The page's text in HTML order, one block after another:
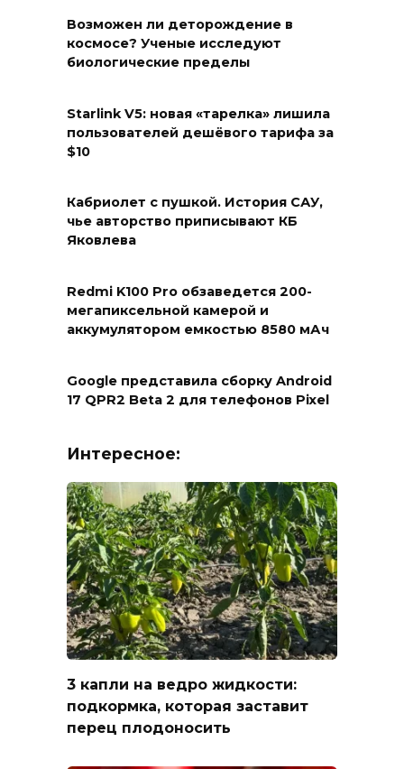
Возможен ли деторождение в
космосе? Ученые исследуют
биологические пределы
Starlink V5: новая «тарелка» лишила
пользователей дешёвого тарифа за
$10
Кабриолет с пушкой. История САУ,
чье авторство приписывают КБ
Яковлева
Redmi K100 Pro обзаведется 200-
мегапиксельной камерой и
аккумулятором емкостью 8580 мАч
Google представила сборку Android
17 QPR2 Beta 2 для телефонов Pixel
Интересное:
3 капли на ведро жидкости:
подкормка, которая заставит
перец плодоносить